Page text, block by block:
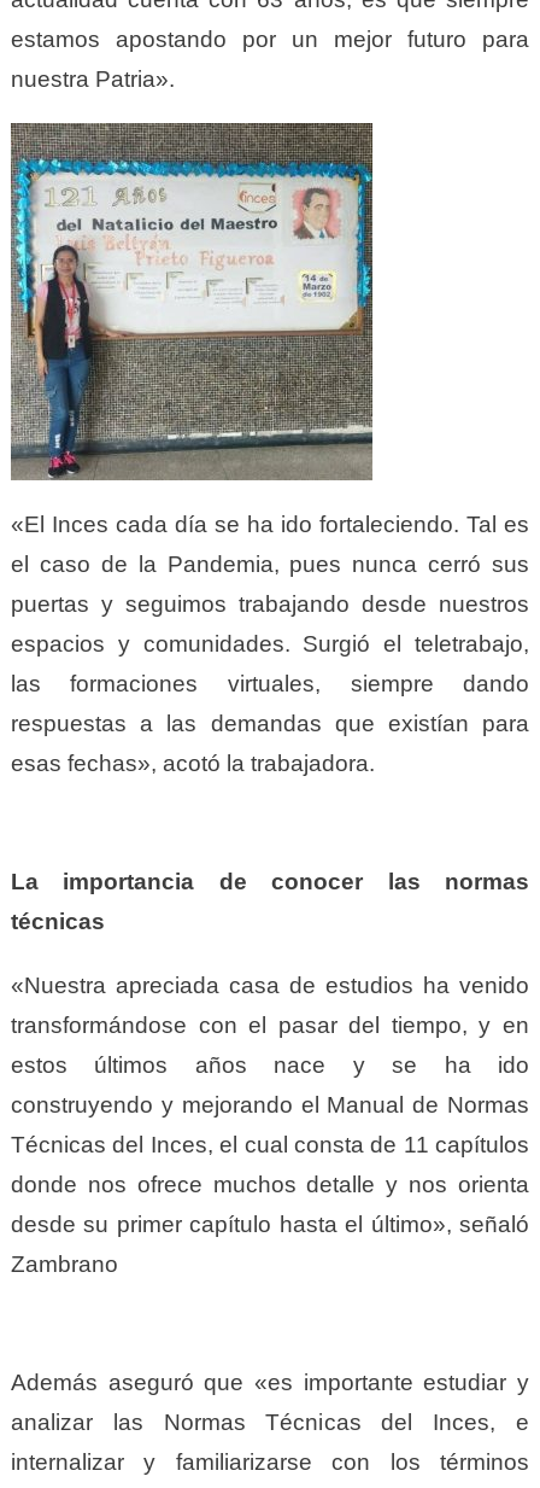
estamos apostando por un mejor futuro para
nuestra Patria».
«El Inces cada día se ha ido fortaleciendo. Tal es
el caso de la Pandemia, pues nunca cerró sus
puertas y seguimos trabajando desde nuestros
espacios y comunidades. Surgió el teletrabajo,
las formaciones virtuales, siempre dando
respuestas a las demandas que existían para
esas fechas», acotó la trabajadora.
La importancia de conocer las normas
técnicas
«Nuestra apreciada casa de estudios ha venido
transformándose con el pasar del tiempo, y en
estos últimos años nace y se ha ido
construyendo y mejorando el Manual de Normas
Técnicas del Inces, el cual consta de 11 capítulos
donde nos ofrece muchos detalle y nos orienta
desde su primer capítulo hasta el último», señaló
Zambrano
Además aseguró que «es importante estudiar y
analizar las Normas Técnicas del Inces, e
internalizar y familiarizarse con los términos